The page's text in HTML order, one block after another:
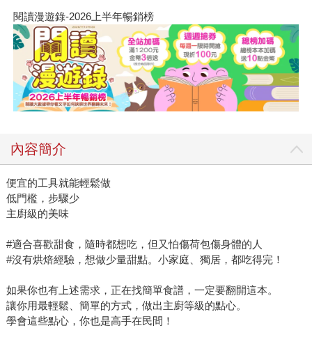
閱讀漫遊錄-2026上半年暢銷榜
內容簡介
便宜的工具就能輕鬆做
低門檻，步驟少
主廚級的美味
#適合喜歡甜食，隨時都想吃，但又怕傷荷包傷身體的人
#沒有烘焙經驗，想做少量甜點。小家庭、獨居，都吃得完！
如果你也有上述需求，正在找簡單食譜，一定要翻開這本。
讓你用最輕鬆、簡單的方式，做出主廚等級的點心。
學會這些點心，你也是高手在民間！